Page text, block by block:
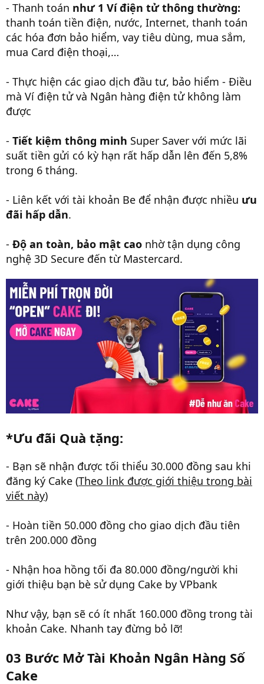
- Thanh toán như 1 Ví điện tử thông thường:
thanh toán tiền điện, nước, Internet, thanh toán
các hóa đơn bảo hiểm, vay tiêu dùng, mua sắm,
mua Card điện thoại,…
- Thực hiện các giao dịch đầu tư, bảo hiểm - Điều
mà Ví điện tử và Ngân hàng điện tử không làm
được
- Tiết kiệm thông minh Super Saver với mức lãi
suất tiền gửi có kỳ hạn rất hấp dẫn lên đến 5,8%
trong 6 tháng.
- Liên kết với tài khoản Be để nhận được nhiều ưu
đãi hấp dẫn.
- Độ an toàn, bảo mật cao nhờ tận dụng công
nghệ 3D Secure đến từ Mastercard.
*Ưu đãi Quà tặng:
- Bạn sẽ nhận được tối thiểu 30.000 đồng sau khi
đăng ký Cake (Theo link được giới thiệu trong bài
viết này)
- Hoàn tiền 50.000 đồng cho giao dịch đầu tiên
trên 200.000 đồng
- Nhận hoa hồng tối đa 80.000 đồng/người khi
giới thiệu bạn bè sử dụng Cake by VPbank
Như vậy, bạn sẽ có ít nhất 160.000 đồng trong tài
khoản Cake. Nhanh tay đừng bỏ lỡ!
03 Bước Mở Tài Khoản Ngân Hàng Số
Cake